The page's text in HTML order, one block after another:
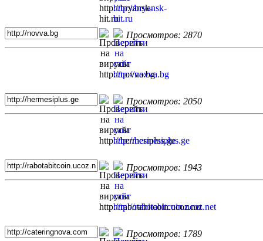
Просмотров: 2870
Просмотров: 2050
Просмотров: 1943
Просмотров: 1789